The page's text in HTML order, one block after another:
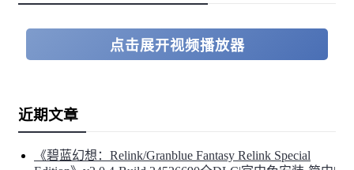
可以组装成不同的属性和战术方法。取而代之的是
传统天赋装备粘贴构建与搭配、有趣的事件线索
与神秘的回声卡牌、3D像素变换技术于一体
点击展开视频播放器
近期文章
《碧蓝幻想：Relink/Granblue Fantasy Relink Special